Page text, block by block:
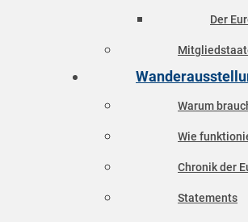
Der
Warum
Wie
Chronik der
Statements